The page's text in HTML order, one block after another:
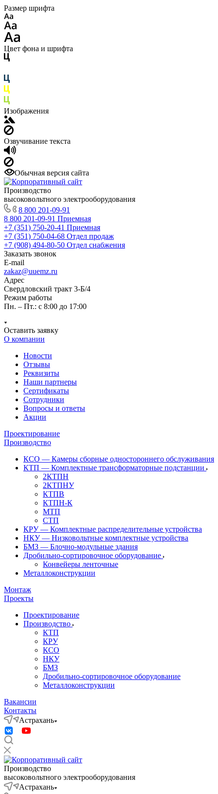
Размер шрифта
Цвет фона и шрифта
Изображения
Озвучивание текста
Обычная версия сайта
Производство
высоковольтного электрооборудования
8 800 201-09-91
8 800 201-09-91 Приемная
+7 (351) 750-20-41 Приемная
+7 (351) 750-04-68 Отдел продаж
+7 (908) 494-80-50 Отдел снабжения
Заказать звонок
E-mail
zakaz@uuemz.ru
Адрес
Свердловский тракт 3-Б/4
Режим работы
Пн. – Пт.: с 8:00 до 17:00
Оставить заявку
О компании
Новости
Отзывы
Реквизиты
Наши партнеры
Сертификаты
Сотрудники
Вопросы и ответы
Акции
Проектирование
Производство
КСО — Камеры сборные одностороннего обслуживания
КТП — Комплектные трансформаторные подстанции
2КТПН
2КТПНУ
КТПВ
КТПН-К
МТП
СТП
КРУ — Комплектные распределительные устройства
НКУ — Низковольтные комплектные устройства
БМЗ — Блочно-модульные здания
Дробильно-сортировочное оборудование
Конвейеры ленточные
Металлоконструкции
Монтаж
Проекты
Проектирование
Производство
КТП
КРУ
КСО
НКУ
БМЗ
Дробильно-сортировочное оборудование
Металлоконструкции
Вакансии
Контакты
Астрахань
Производство
высоковольтного электрооборудования
Астрахань